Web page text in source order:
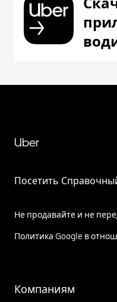
Uber
Посетить
Не продавайте и не
Политика Google в
Компаниям